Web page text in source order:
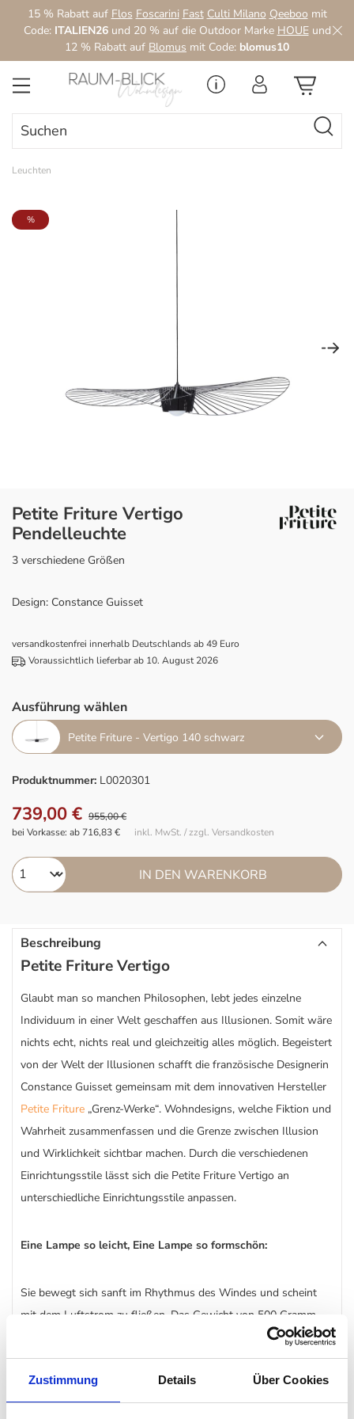
Zustimmung Details Über Cookies
Zum Hauptinhalt springen
15 % Rabatt auf Flos Foscarini Fast Culti Milano Qeeboo mit
Code: ITALIEN26und 20 % auf die Outdoor Marke HOUEund
12 % Rabatt auf Blomus mit Code: blomus10
Leuchten
Bildergalerie überspringen
%
Petite Friture Vertigo
Pendelleuchte
3 verschiedene Größen
Design: Constance Guisset
versandkostenfrei innerhalb Deutschlands ab 49 Euro
Voraussichtlich lieferbar ab 10. August 2026
Ausführung wählen
Petite Friture - Vertigo 140 schwarz
Produktnummer: L0020301
739,00 € 955,00 €
inkl. MwSt. / zzgl. Versandkosten
bei Vorkasse: ab 716,83 €
IN DEN WARENKORB
Beschreibung
Petite Friture Vertigo
Glaubt man so manchen Philosophen, lebt jedes einzelne
Individuum in einer Welt geschaffen aus Illusionen. Somit wäre
nichts echt, nichts real und gleichzeitig alles möglich. Begeistert
von der Welt der Illusionen schafft die französische Designerin
Constance Guisset gemeinsam mit dem innovativen Hersteller
Petite Friture „Grenz-Werke“. Wohndesigns, welche Fiktion und
Wahrheit zusammenfassen und die Grenze zwischen Illusion
und Wirklichkeit sichtbar machen. Durch die verschiedenen
Einrichtungsstile lässt sich die Petite Friture Vertigo an
unterschiedliche Einrichtungsstile anpassen.
Eine Lampe so leicht, Eine Lampe so formschön:
Sie bewegt sich sanft im Rhythmus des Windes und scheint
mit dem Luftstrom zu fließen. Das Gewicht von 500 Gramm
verteilt auf zwei Metern lässt die aus Fiberglas, Stahl und
Polyurethan gefertigte Pendelleuchte leicht im Raum
herumschweben. Die geschwungene Form, welche einem
anmutigen Sommerhut gleicht, versetzt den Betrachter der